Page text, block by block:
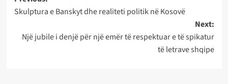
navigation
Skulptura e Banskyt dhe realiteti politik në Kosovë
Next:
Një jubile i denjë për një emër të respektuar e të spikatur
të letrave shqipe